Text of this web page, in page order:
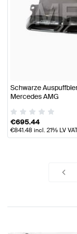
Schwarze
Mercedes AMG
€695.44
€841.48 incl. 21% LV